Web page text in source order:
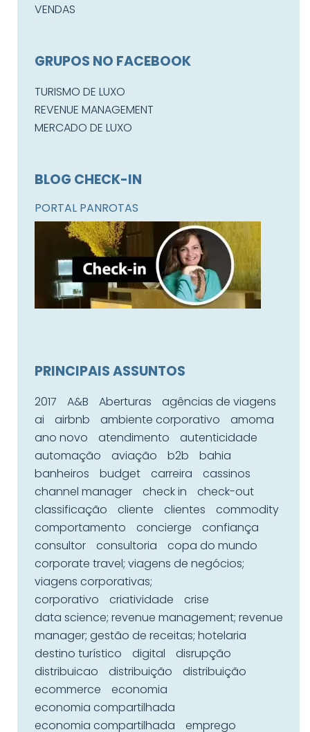
VENDAS
GRUPOS NO FACEBOOK
TURISMO DE LUXO
REVENUE MANAGEMENT
MERCADO DE LUXO
BLOG CHECK-IN
PORTAL PANROTAS
PRINCIPAIS ASSUNTOS
2017 A&B Aberturas
agências de viagens
ai
airbnb ambiente corporativo
amoma
ano novo
atendimento
autenticidade
automação
aviação b2b
bahia
banheiros
budget carreira
cassinos
channel manager
check in
check-out
classificação
cliente clientes
commodity
comportamento
concierge
confiança
consultor
consultoria
copa do mundo
corporate travel; viagens de negócios;
viagens corporativas;
corporativo
criatividade
crise
data science; revenue management; revenue
manager; gestão de receitas; hotelaria
destino turístico
digital
disrupção
distribuicao
distribuição
distribuição
ecommerce
economia
economia compartilhada
economia compartilhada
emprego